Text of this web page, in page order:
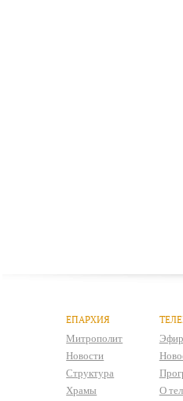
ЕПАРХИЯ
Митрополит
Новости
Структура
Храмы
Эфир
О